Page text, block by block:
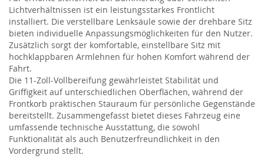
Lichtverhältnissen ist ein leistungsstarkes Frontlicht
installiert. Die verstellbare Lenksäule sowie der drehbare Sitz
bieten individuelle Anpassungsmöglichkeiten für den Nutzer.
Zusätzlich sorgt der komfortable, einstellbare Sitz mit
hochklappbaren Armlehnen für hohen Komfort während der
Fahrt.
Die 11-Zoll-Vollbereifung gewährleistet Stabilität und
Griffigkeit auf unterschiedlichen Oberflächen, während der
Frontkorb praktischen Stauraum für persönliche Gegenstände
bereitstellt. Zusammengefasst bietet dieses Fahrzeug eine
umfassende technische Ausstattung, die sowohl
Funktionalität als auch Benutzerfreundlichkeit in den
Vordergrund stellt.